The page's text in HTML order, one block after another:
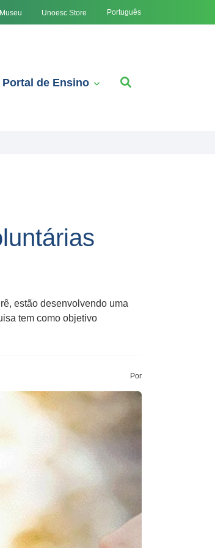
Museu Unoesc Store Português
Portal de Ensino
estão desenvolvendo uma
tem como objetivo
Por